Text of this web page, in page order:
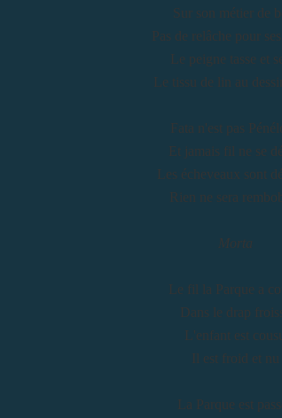
Sur son métier de
Pas de relâche pour
Le peigne tasse et
Le tissu de lin au
Fata n'est pas
Et jamais fil ne se
Les écheveaux sont
Rien ne sera
Morta
Le fil la Parque a
Dans le drap
L'enfant est cousu
Il est froid et nu
La Parque est